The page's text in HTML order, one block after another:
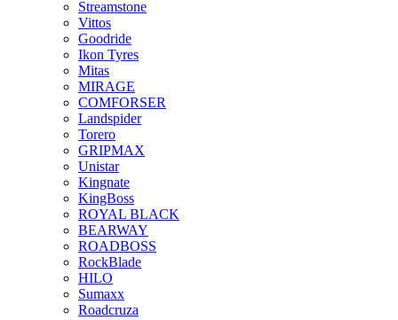
Streamstone
Vittos
Goodride
Ikon Tyres
Mitas
MIRAGE
COMFORSER
Landspider
Torero
GRIPMAX
Unistar
Kingnate
KingBoss
ROYAL BLACK
BEARWAY
ROADBOSS
RockBlade
HILO
Sumaxx
Roadcruza